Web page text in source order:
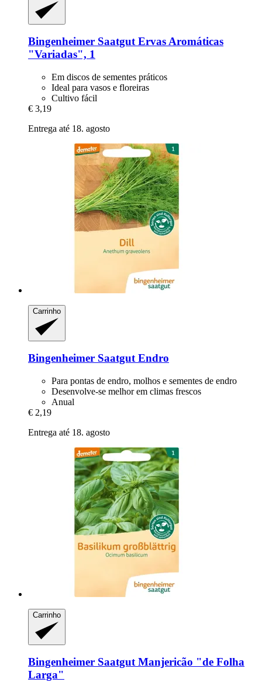
Bingenheimer SaatgutErvas Aromáticas
"Variadas", 1
Em discos de sementes práticos
Ideal para vasos e floreiras
Cultivo fácil
€ 3,19
Entrega até 18. agosto
Carrinho
Bingenheimer SaatgutEndro
Para pontas de endro, molhos e sementes de endro
Desenvolve-se melhor em climas frescos
Anual
€ 2,19
Entrega até 18. agosto
Carrinho
Bingenheimer SaatgutManjericão "de Folha
Larga"